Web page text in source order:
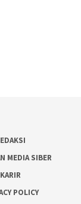
MEDIA SIBER
KARIR
POLICY